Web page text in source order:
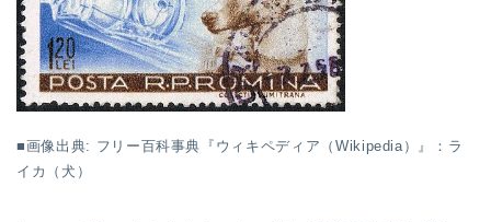
■画像出典: フリー百科事典『ウィキペディア（Wikipedia）』：ラ
イカ（犬）